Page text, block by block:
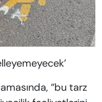
“bu tarz